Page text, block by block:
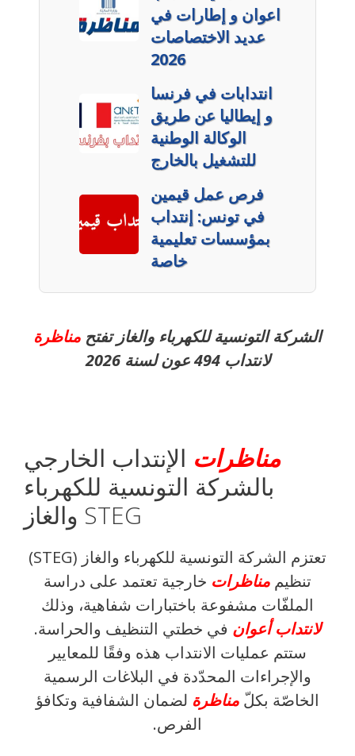
اعوان و إطارات في
عديد الاختصاصات
2026
انتدابات في فرنسا
و إيطاليا عن طريق
الوكالة الوطنية
للتشغيل بالخارج
فرص عمل قيمين
في تونس: إنتداب
بمؤسسات تعليمية
خاصة
الشركة التونسية للكهرباء والغاز تفتح مناظرة
لانتداب 494 عون لسنة 2026
مناظرات الإنتداب الخارجي
بالشركة التونسية للكهرباء
والغاز STEG
تعتزم الشركة التونسية للكهرباء والغاز (STEG)
تنظيم مناظرات خارجية تعتمد على دراسة
الملفّات مشفوعة باختبارات شفاهية، وذلك
لانتداب أعوان في خطتي التنظيف والحراسة.
ستتم عمليات الانتداب هذه وفقًا للمعايير
والإجراءات المحدّدة في البلاغات الرسمية
الخاصّة بكلّ مناظرة لضمان الشفافية وتكافؤ
الفرص.